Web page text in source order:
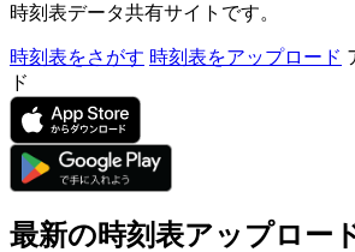
時刻表データ共有サイトです。
時刻表をさがす 時刻表をアップロード
ド
最新の時刻表アップロー